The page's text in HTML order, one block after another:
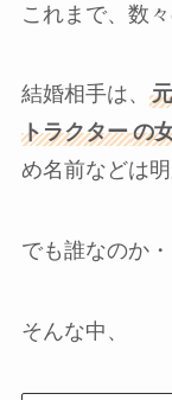
これまで、数
結婚相手は、
トラクター の
め名前などは
でも誰なのか
そんな中、